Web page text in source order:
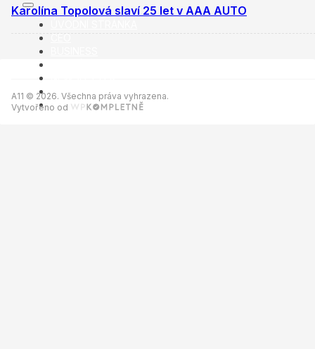
CEO
INZERCE
KONTAKTY
Karolína Topolová slaví 25 let v AAA AUTO
A11 © 2026. Všechna práva vyhrazena.
Vytvořeno od